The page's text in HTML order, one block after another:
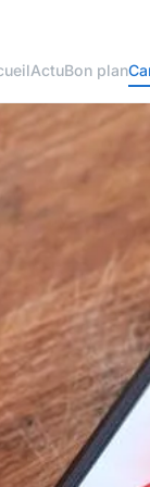
ActuBon plan